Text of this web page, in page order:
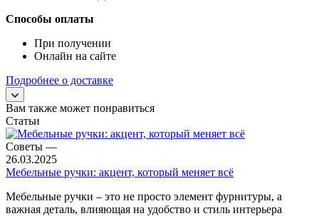
Способы оплаты
При получении
Онлайн на сайте
Подробнее о доставке
Вам также может понравиться
Статьи
Советы —
26.03.2025
Мебельные ручки: акцент, который меняет всё
Мебельные ручки – это не просто элемент фурнитуры, а
важная деталь, влияющая на удобство и стиль интерьера